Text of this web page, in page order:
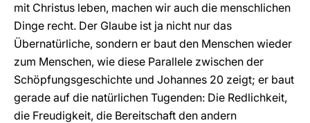
mit Christus leben, machen wir auch die menschlichen
Dinge recht. Der Glaube ist ja nicht nur das
Übernatürliche, sondern er baut den Menschen wieder
zum Menschen, wie diese Parallele zwischen der
Schöpfungsgeschichte und Johannes 20 zeigt; er baut
gerade auf die natürlichen Tugenden: Die Redlichkeit,
die Freudigkeit, die Bereitschaft den andern